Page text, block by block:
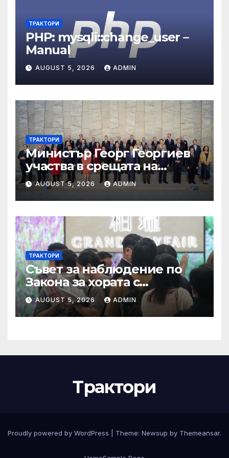
ТРАКТОРИ
PHP: mysqli::change_user –
Manual
AUGUST 5, 2026 ADMIN
ТРАКТОРИ
Министър Георг Георгиев
участва в срещата на
министрите на външните
работи на НАТО
AUGUST 5, 2026 ADMIN
ТРАКТОРИ
Съвет за наблюдение по
Закона за хората с
увреждания
AUGUST 5, 2026 ADMIN
Трактори
Proudly powered by WordPress Theme: Newsup by Themeansar.